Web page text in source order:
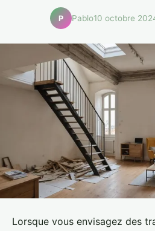
P Pablo10 octobre
Lorsque vous envisagez des